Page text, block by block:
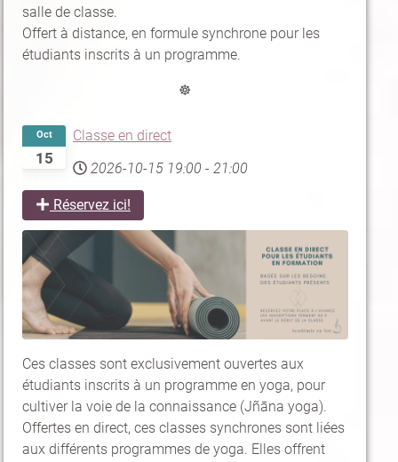
salle de classe.
Offert à distance, en formule synchrone pour les
étudiants inscrits à un programme.
☸
15
Oct
Classe en direct
2026-10-15 19:00 - 21:00
Réservez ici!
Ces classes sont exclusivement ouvertes aux
étudiants inscrits à un programme en yoga, pour
cultiver la voie de la connaissance (Jñāna yoga).
Offertes en direct, ces classes synchrones sont liées
aux différents programmes de yoga. Elles offrent